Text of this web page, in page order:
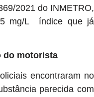
2021 do INMETRO,
mg/L índice que já
do motorista
encontraram no
parecida com